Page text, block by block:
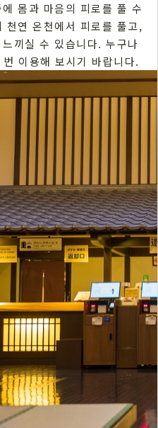
몸과 마음의 피로를 풀 수
천연 온천에서 피로를 풀고,
끼실 수 있습니다. 누구나
이용해 보시기 바랍니다.